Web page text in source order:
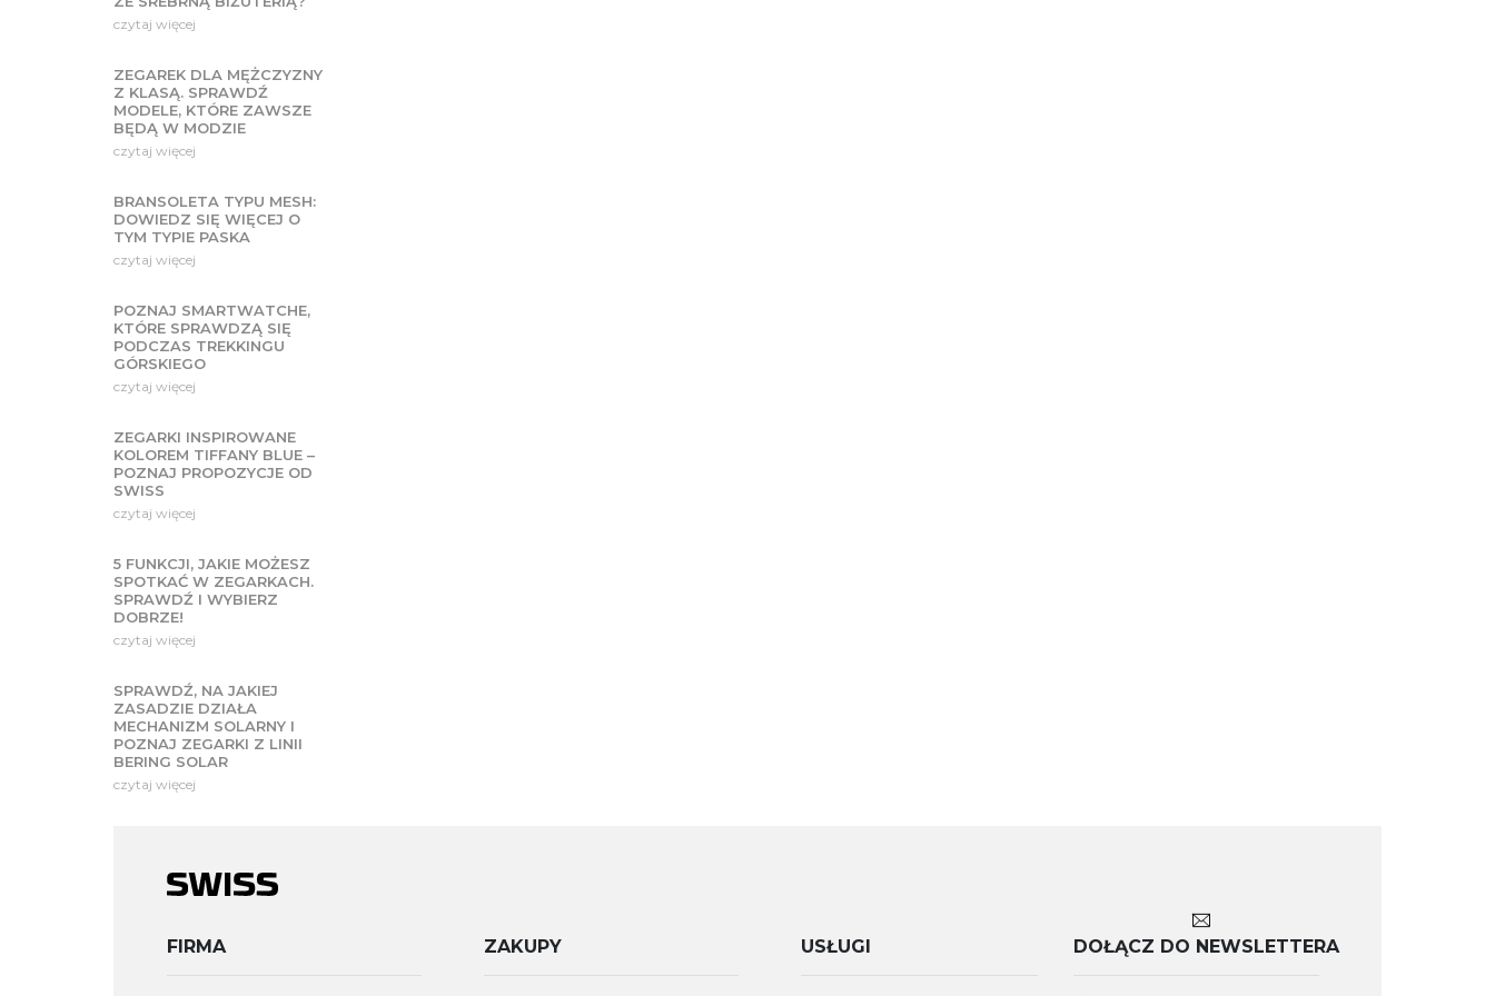
czytaj więcej
ZEGAREK DLA MĘŻCZYZNY
Z KLASĄ. SPRAWDŹ
MODELE, KTÓRE ZAWSZE
BĘDĄ W MODZIE
czytaj więcej
BRANSOLETA TYPU MESH:
DOWIEDZ SIĘ WIĘCEJ O
TYM TYPIE PASKA
czytaj więcej
POZNAJ SMARTWATCHE,
KTÓRE SPRAWDZĄ SIĘ
PODCZAS TREKKINGU
GÓRSKIEGO
czytaj więcej
ZEGARKI INSPIROWANE
KOLOREM TIFFANY BLUE –
POZNAJ PROPOZYCJE OD
SWISS
czytaj więcej
5 FUNKCJI, JAKIE MOŻESZ
SPOTKAĆ W ZEGARKACH.
SPRAWDŹ I WYBIERZ
DOBRZE!
czytaj więcej
SPRAWDŹ, NA JAKIEJ
ZASADZIE DZIAŁA
MECHANIZM SOLARNY I
POZNAJ ZEGARKI Z LINII
BERING SOLAR
czytaj więcej
FIRMA ZAKUPY USŁUGI DOŁĄCZ DO NEWSLETTERA